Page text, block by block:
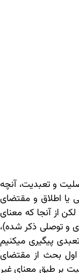
و تعبدیت، آنچه
اطلاق و مقتضای
از آنجا که معنای
و توصلی ذکر شده)،
پیگیری می‏کنیم
اول بحث از مقتضای
بر طبق معنای غیر